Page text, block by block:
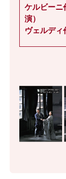
ケルビーニ
演）
ヴェルディ